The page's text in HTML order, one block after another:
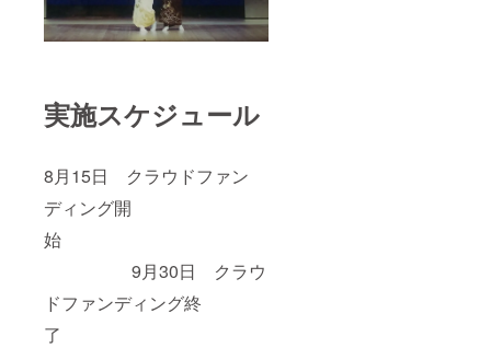
実施スケジュール
8月15日 クラウドファン
ディング開
始
9月30日 クラウ
ドファンディング終
了